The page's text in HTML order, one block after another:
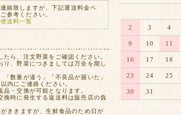
2 3 4
9 10 11
16 17 18
23 24 25
30 31
絡致しますが、下記運送料金ペ
参考ください。
送料一覧
ら、注文野菜をご確認ください。
り、野菜につきましては万全を期し
「数量が違う」「不良品が届いた」
内にご連絡ください。
・交換が可能となります。
換時に発生する返送料は販売店の負
ききますが、生鮮食品のため日が